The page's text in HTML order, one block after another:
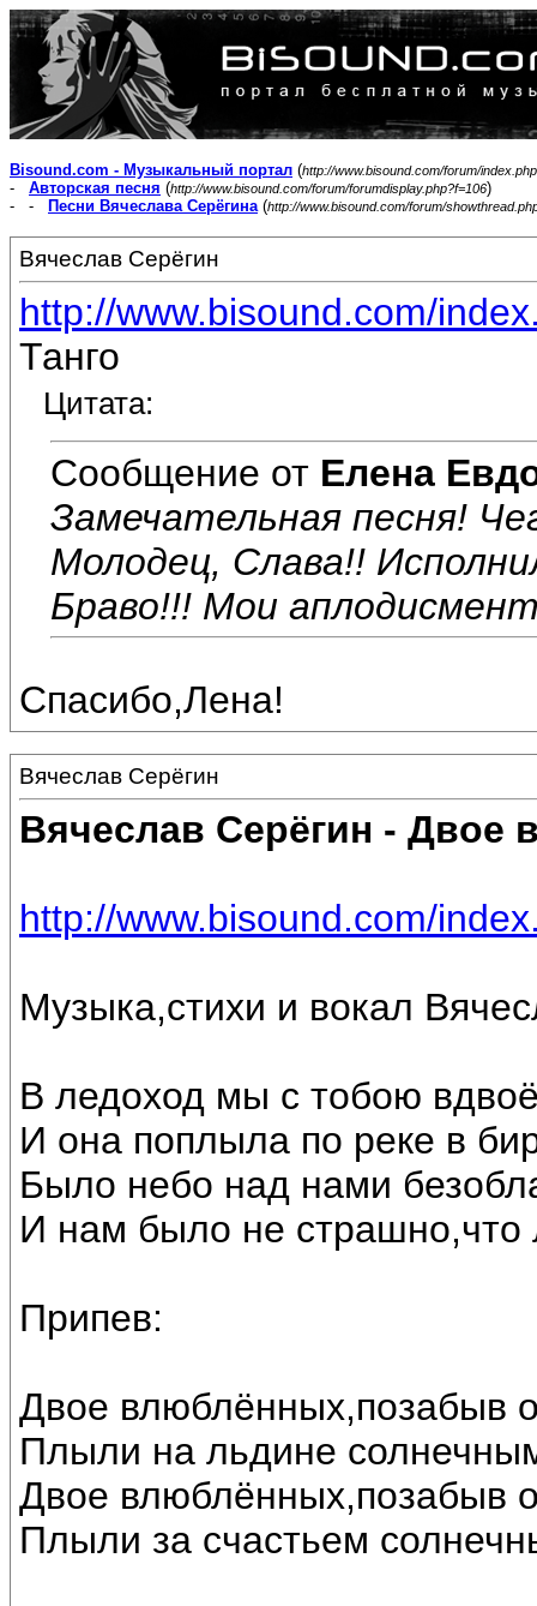
Bisound.com - Музыкальный портал (http://www.bisound.com/forum/index.php
- Авторская песня (http://www.bisound.com/forum/forumdisplay.php?f=106)
- -
Песни Вячеслава Серёгина(http://www.bisound.com/forum/
Вячеслав Серёгин
http://www.bisound.com/
Танго
Цитата:
Сообщение от Елена
Замечательная песня!
Молодец, Слава!!
Браво!!! Мои
Спасибо,Лена!
Вячеслав Серёгин
Вячеслав Серёгин - Двое
http://www.bisound.com/
Музыка,стихи и вокал
В ледоход мы с тобою
И она поплыла по реке в
Было небо над нами
И нам было не страшно,что
Припев:
Двое влюблённых,позабыв
Плыли на льдине
Двое влюблённых,позабыв
Плыли за счастьем